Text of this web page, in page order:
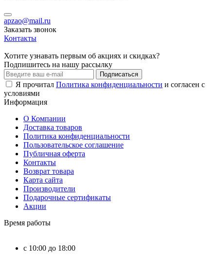
apzao@mail.ru
Заказать звонок
Контакты
Хотите узнавать первым об акциях и скидках?
Подпишитесь на нашу рассылку
Подписаться
Я прочитал Политика конфиденциальности и согласен с
условиями
Информация
О Компании
Доставка товаров
Политика конфиденциальности
Пользовательское соглашение
Публичная оферта
Контакты
Возврат товара
Карта сайта
Производители
Подарочные сертификаты
Акции
Время работы
c 10:00 до 18:00